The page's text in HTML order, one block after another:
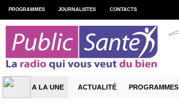
PROGRAMMES JOURNALISTES CONTACTS
A LA UNE ACTUALITÉ PROGRAMMES